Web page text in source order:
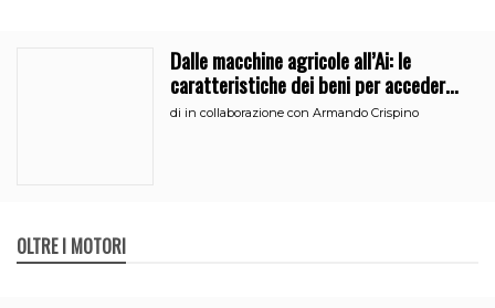
Dalle macchine agricole all’Ai: le
caratteristiche dei beni per accedere
all’iperammortamento
di in collaborazione con Armando Crispino
OLTRE I MOTORI